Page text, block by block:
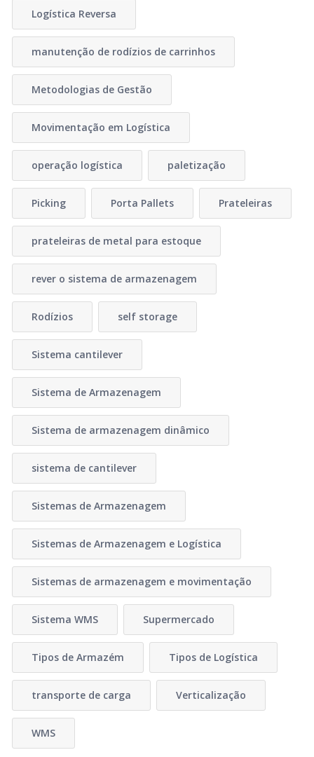
Logística Reversa
manutenção de rodízios de carrinhos
Metodologias de Gestão
Movimentação em Logística
operação logística paletização
Picking Porta Pallets Prateleiras
prateleiras de metal para estoque
rever o sistema de armazenagem
Rodízios self storage
Sistema cantilever
Sistema de Armazenagem
Sistema de armazenagem dinâmico
sistema de cantilever
Sistemas de Armazenagem
Sistemas de Armazenagem e Logística
Sistemas de armazenagem e movimentação
Sistema WMS Supermercado
Tipos de Armazém Tipos de Logística
transporte de carga Verticalização
WMS